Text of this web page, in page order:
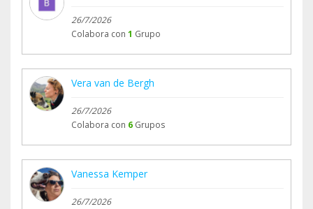
26/7/2026
Colabora con 1 Grupo
Vera van de Bergh
26/7/2026
Colabora con 6 Grupos
Vanessa Kemper
26/7/2026